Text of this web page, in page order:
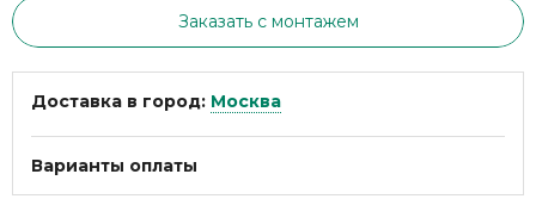
Заказать с монтажем
Доставка в город: Москва
Варианты оплаты